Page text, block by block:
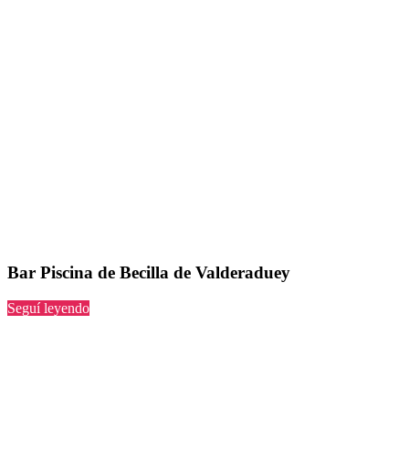
Bar Piscina de Becilla de Valderaduey
Seguí leyendo“Piscina